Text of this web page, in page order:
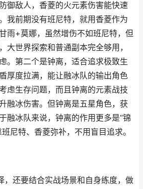
御敌人，香菱的火元素伤害能快速
我前期没有班尼特，就用香菱作为
雨+莫娜，虽然增伤不如班尼特，但
大世界探索和普通副本完全够用，
。第二个是钟离，适合追求极致生
厚度拉满，能让融冰队的输出角色
虑生存问题，而且钟离的元素战技
融冰伤害。但钟离是五星角色，获
融冰队来说，钟离的作用更多是“锦
尼特、香菱弥补，不用盲目追求。
，还要结合实战场景和自身练度，做